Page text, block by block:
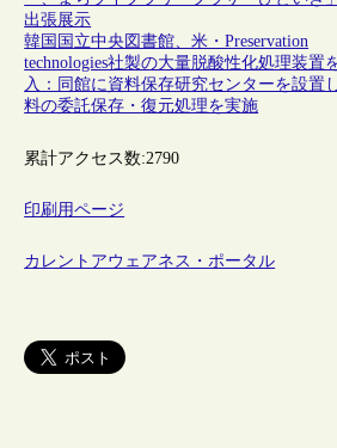
出張展示
韓国国立中央図書館、米・Preservation
technologies社製の大量脱酸性化処理装置
入：同館に資料保存研究センターを設置
料の委託保存・復元処理を実施
累計アクセス数:2790
印刷用ページ
カレントアウェアネス・ポータル